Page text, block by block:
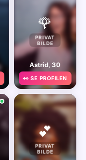
🌹
PRIVAT
BILDE
Astrid, 30
👀 SE PROFILEN
💕
PRIVAT
BILDE